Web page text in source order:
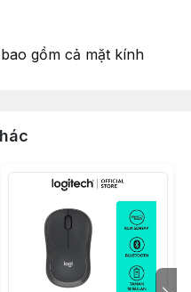
gồm cả mặt kính